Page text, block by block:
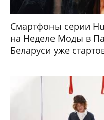
Смартфоны серии
на Неделе Моды в
Беларуси уже